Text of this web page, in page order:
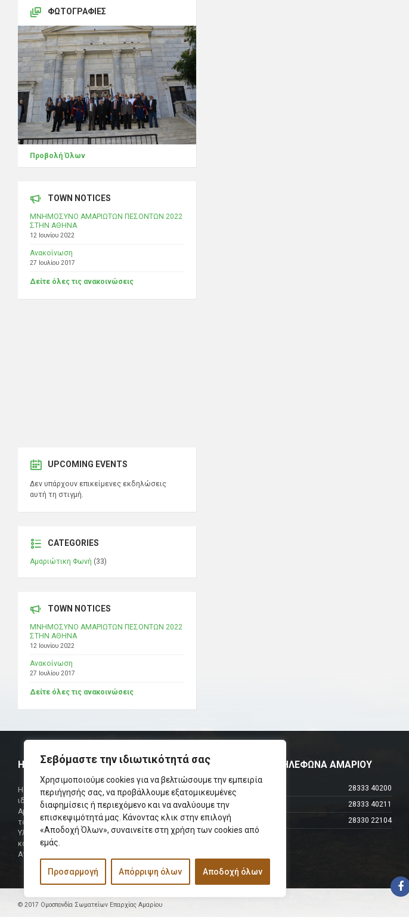
Σεβόμαστε την ιδιωτικότητά σας
Χρησιμοποιούμε cookies για να βελτιώσουμε την εμπειρία
περιήγησής σας, να προβάλλουμε εξατομικευμένες
διαφημίσεις ή περιεχόμενο και να αναλύουμε την
επισκεψιμότητά μας. Κάνοντας κλικ στην επιλογή
«Αποδοχή Όλων», συναινείτε στη χρήση των cookies από
εμάς.
Προσαρμογή Απόρριψη όλων Αποδοχή όλων
ΦΩΤΟΓΡΑΦΊΕΣ
Προβολή Όλων
TOWN NOTICES
ΜΝΗΜΟΣΥΝΟ ΑΜΑΡΙΩΤΩΝ ΠΕΣΟΝΤΩΝ 2022
ΣΤΗΝ ΑΘΗΝΑ
12 Ιουνίου 2022
Ανακοίνωση
27 Ιουλίου 2017
Δείτε όλες τις ανακοινώσεις
UPCOMING EVENTS
Δεν υπάρχουν επικείμενες εκδηλώσεις
αυτή τη στιγμή.
CATEGORIES
Αμαριώτικη Φωνή (33)
TOWN NOTICES
ΜΝΗΜΟΣΥΝΟ ΑΜΑΡΙΩΤΩΝ ΠΕΣΟΝΤΩΝ 2022
ΣΤΗΝ ΑΘΗΝΑ
12 Ιουνίου 2022
Ανακοίνωση
27 Ιουλίου 2017
Δείτε όλες τις ανακοινώσεις
Η ΟΜΟΣΠΟΝΔΙΑ
Η Ομοσπονδία Σωματείων Επαρχίας Αμαρίου
ιδρύθηκε και πήρε τη θέση της Ένωσης
Αμαριωτών, που λειτουργούσε από το 1966 μέχρι
το 1984.
Υλοποιήθηκε σε συνεργασία των μελών του Δ.Σ
και των Δ.Σ των Αμαριώτικων Σωματείων της
Αττικής.
ΧΡΗΣΙΜΑ ΤΗΛΕΦΩΝΑ ΑΜΑΡΙΟΥ
Τηλεφωνικό Κέντρο
28333 40200
Δήμαρχος
28333 40211
Φαξ
28330 22104
© 2017 Ομοσπονδία Σωματείων Επαρχίας Αμαρίου